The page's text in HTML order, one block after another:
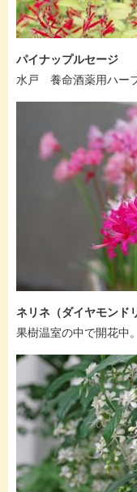
パイナップルセージ
水戸 養命酒薬用ハー
ネリネ（ダイヤモンド
果樹温室の中で開花中。